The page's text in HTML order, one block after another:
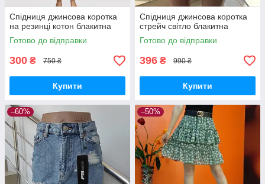
Спідниця джинсова коротка
на резинці котон блакитна
Готово до відправки
300 ₴ 750 ₴
Купити
Спідниця джинсова коротка
стрейч світло блакитна
Готово до відправки
396 ₴ 990 ₴
Купити
–60% –50%